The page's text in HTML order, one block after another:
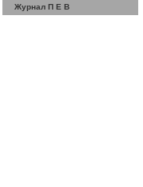
Журнал П Е В